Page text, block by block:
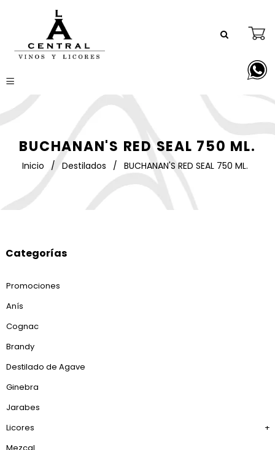
BUCHANAN'S RED SEAL 750 ML.
Inicio / Destilados / BUCHANAN'S RED SEAL 750 ML.
Categorías
Promociones
Anís
Cognac
Brandy
Destilado de Agave
Ginebra
Jarabes
Licores
+